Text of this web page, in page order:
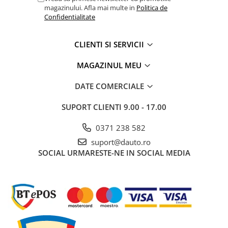
Electrice auto, camioane si remorci
Borne si Conectori Baterie Auto
Comutatoare si intrerupatoare
Instalatii Electrice pentru Remorci
Instalatii Electrice Proiectoare
Invertoare de tensiune
Prize bricheta & USB
Conectori instalatii electrice auto,
camion si remorca
Mufe si conectori auto etansi
Prize si conectori alimentare 2/3
magazinului. Afla mai multe in Politica de
Confidentialitate
CLIENTI SI SERVICII
MAGAZINUL MEU
DATE COMERCIALE
SUPORT CLIENTI 9.00 - 17.00
0371 238 582
suport@dauto.ro
SOCIAL URMARESTE-NE IN SOCIAL MEDIA